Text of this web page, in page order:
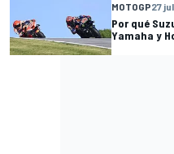
MOTOGP27
Por qué
Yamaha y